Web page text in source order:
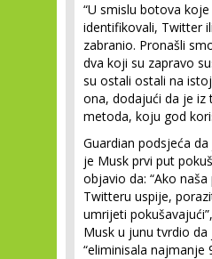
“U smislu botova
identifikovali, Twitter
zabranio. Pronašli
dva koji su zapravo
su ostali ostali na
ona, dodajući da je iz
metoda, koju god
Guardian podsjeća
je Musk prvi put
objavio da: “Ako
Twitteru uspije,
umrijeti
Musk u junu tvrdio
“eliminisala najmanje